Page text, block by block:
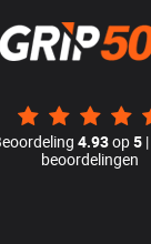
4.93op5 |
beoordelingen